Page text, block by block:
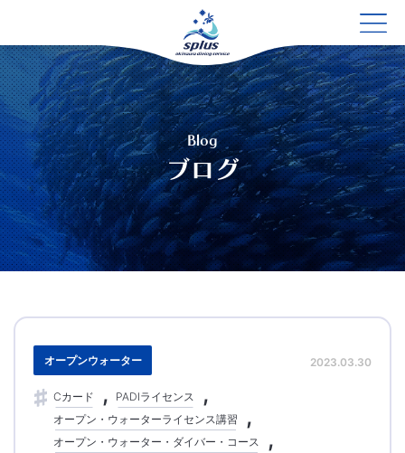
Blog
ブログ
オープンウォーター
Cカード
PADIライセンス
オープン・ウォーターライセンス講習
オープン・ウォーター・ダイバー・コース
2023.03.30